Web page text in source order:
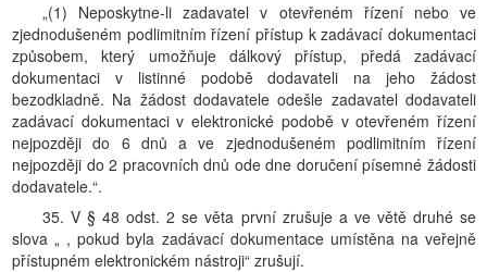
„(1) Neposkytne-li zadavatel v otevřeném řízení nebo ve
zjednodušeném podlimitním řízení přístup k zadávací dokumentaci
způsobem, který umožňuje dálkový přístup, předá zadávací
dokumentaci v listinné podobě dodavateli na jeho žádost
bezodkladně. Na žádost dodavatele odešle zadavatel dodavateli
zadávací dokumentaci v elektronické podobě v otevřeném řízení
nejpozději do 6 dnů a ve zjednodušeném podlimitním řízení
nejpozději do 2 pracovních dnů ode dne doručení písemné žádosti
dodavatele.“.
35. V § 48 odst. 2 se věta první zrušuje a ve větě druhé se
slova „ , pokud byla zadávací dokumentace umístěna na veřejně
přístupném elektronickém nástroji“ zrušují.